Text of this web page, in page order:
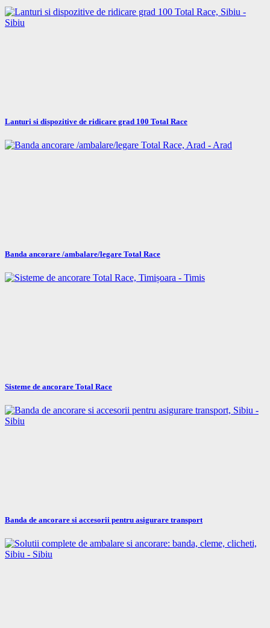
Lanturi si dispozitive de ridicare grad 100 Total Race
Banda ancorare /ambalare/legare Total Race
Sisteme de ancorare Total Race
Banda de ancorare si accesorii pentru asigurare transport